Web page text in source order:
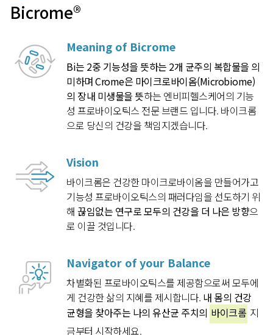
Bicrome®
Meaning of Bicrome
Bi는 2중 기능성을 뜻하는 2개 균주의 복합물을 의
미하며 Crome은 마이크로바이옴(Microbiome)
의 장내 미생물을 뜻하는 엔비피헬스케어의 기능
성 프로바이오틱스 전문 브랜드 입니다. 바이크롬
으로 당신의 건강을 책임지겠습니다.
Vision
바이크롬은 건강한 마이크로바이옴을 만들어가고
기능성 프로바이오틱스의 패러다임을 선도하기 위
해 끊임없는 연구로 모두의 건강을 더 나은 방향으
로 이끌 것입니다.
Navigator of your Balance
차별화된 프로바이오틱스를 제공함으로써 모두에
게 건강한 삶의 지혜를 제시합니다. 내 몸의 건강
균형을 찾아주는 나의 유산균 주치의 바이크롬 지
금부터 시작하세요.